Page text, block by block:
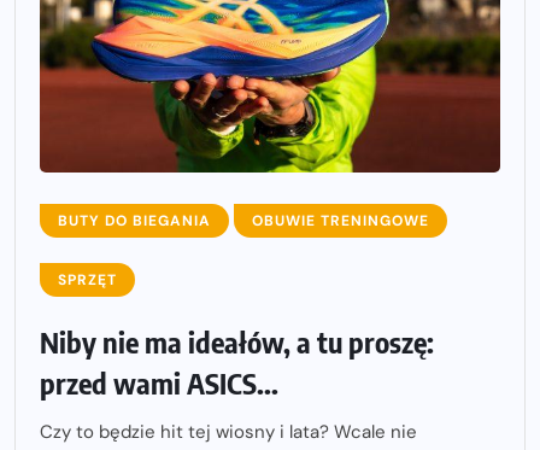
BUTY DO BIEGANIA OBUWIE TRENINGOWE
SPRZĘT
Niby nie ma ideałów, a tu proszę:
przed wami ASICS...
Czy to będzie hit tej wiosny i lata? Wcale nie